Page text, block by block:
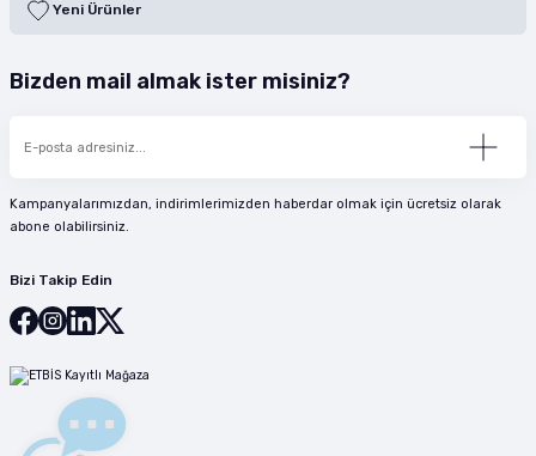
Yeni Ürünler
Bizden mail almak ister misiniz?
Kampanyalarımızdan, indirimlerimizden haberdar olmak için ücretsiz olarak
abone olabilirsiniz.
Bizi Takip Edin